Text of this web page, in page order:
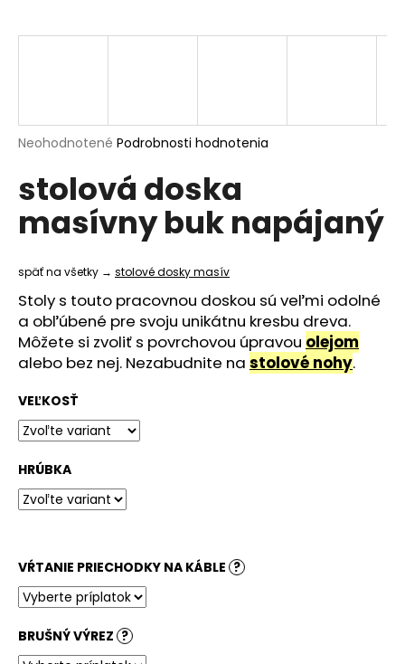
Priemerné
produktu
je
hviezdičiek.
Neohodnotené Podrobnosti hodnotenia
stolová doska
masívny buk napájaný
späť na všetky → stolové dosky masív
Stoly s touto pracovnou doskou sú veľmi odolné
a obľúbené pre svoju unikátnu kresbu dreva.
Môžete si zvoliť s povrchovou úpravou olejom
alebo bez nej. Nezabudnite na stolové nohy.
VEĽKOSŤ
HRÚBKA
VŔTANIE PRIECHODKY NA KÁBLE ?
BRUŠNÝ VÝREZ ?
j
?
HĽADAŤ
d
p
o
r
č
a
m
e
148,70
€